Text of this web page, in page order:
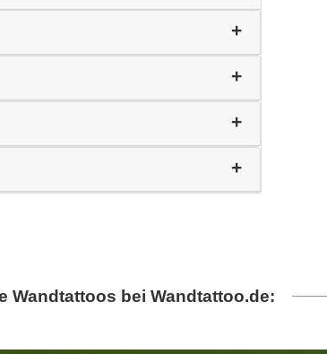
Wandtattoos bei Wandtattoo.de: